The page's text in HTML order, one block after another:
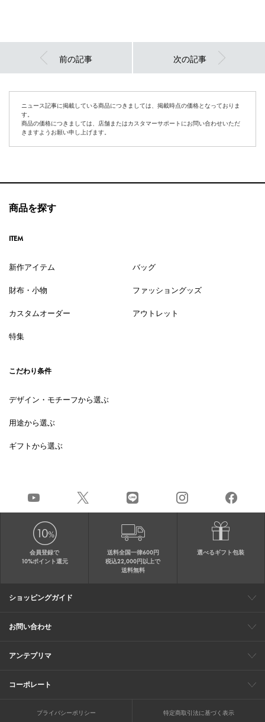
前の記事 次の記事
ニュース記事に掲載している商品につきましては、掲載時点の価格となっておりま
す。
商品の価格につきましては、店舗またはカスタマーサポートにお問い合わせいただ
きますようお願い申し上げます。
商品を探す
ITEM
新作アイテム バッグ
財布・小物 ファッショングッズ
カスタムオーダー アウトレット
特集
こだわり条件
デザイン・モチーフから選ぶ
用途から選ぶ
ギフトから選ぶ
会員登録で
10%ポイント還元
送料全国一律600円
税込22,000円以上で
送料無料
選べるギフト包装
ショッピングガイド
会員特典
ご購入・配送について
返品について
ギフト包装
FAQ
サイトマップ
お問い合わせ
メールでのお問い合わせ
お修理についてのお問い合わせ
お休みさせていただきます
アンテプリマ
ブランドサイト
ショップリスト
ワイヤーバッグについて
特集
オンラインストアニュース
コーポレート
プライバシーポリシー 特定商取引法に基づく表示